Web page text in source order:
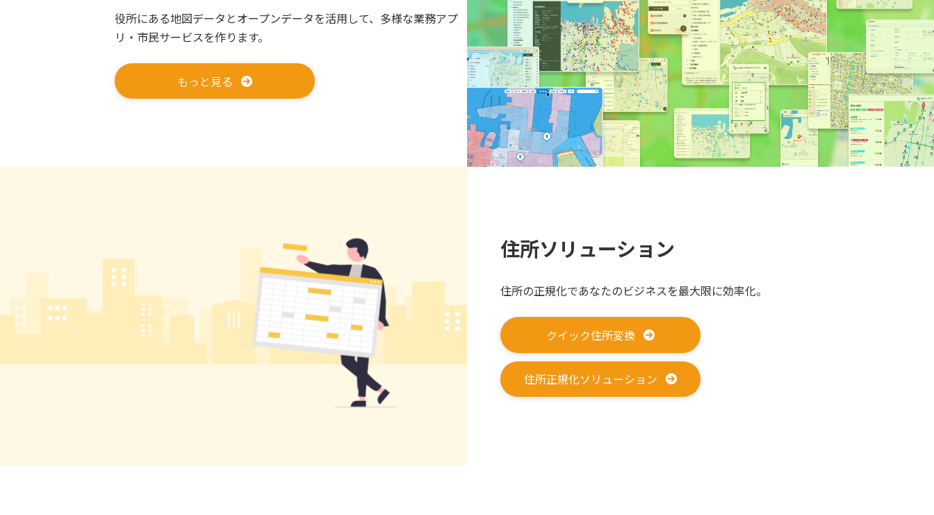
役所にある地図データとオープンデータを活用して、多様な業務アプ
リ・市民サービスを作ります。
もっと見る
住所ソリューション
住所の正規化であなたのビジネスを最大限に効率化。
クイック住所変換
住所正規化ソリューション